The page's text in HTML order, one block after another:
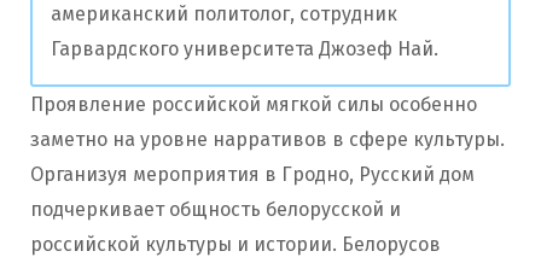
американский политолог, сотрудник
Гарвардского университета Джозеф Най.
Проявление российской мягкой силы особенно
заметно на уровне нарративов в сфере культуры.
Организуя мероприятия в Гродно, Русский дом
подчеркивает общность белорусской и
российской культуры и истории. Белорусов